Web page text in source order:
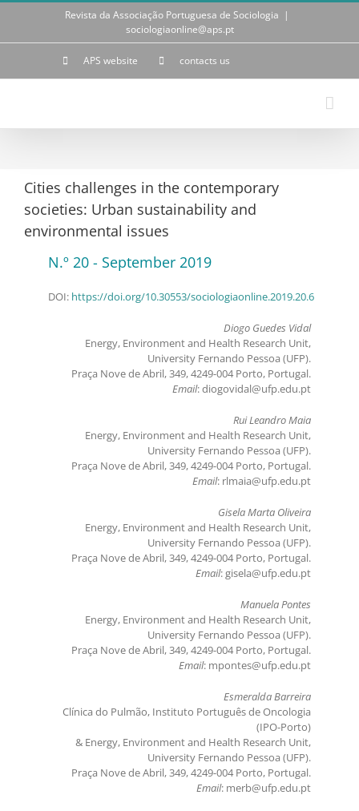
Skip
Revista da Associação Portuguesa de Sociologia |
sociologiaonline@aps.pt
APS website contacts us
Cities challenges in the contemporary
societies: Urban sustainability and
environmental issues
N.º 20 - September 2019
DOI: https://doi.org/10.30553/sociologiaonline.2019.20.6
Diogo Guedes Vidal
Energy, Environment and Health Research Unit,
University Fernando Pessoa (UFP).
Praça Nove de Abril, 349, 4249-004 Porto, Portugal.
Email: diogovidal@ufp.edu.pt
Rui Leandro Maia
Energy, Environment and Health Research Unit,
University Fernando Pessoa (UFP).
Praça Nove de Abril, 349, 4249-004 Porto, Portugal.
Email: rlmaia@ufp.edu.pt
Gisela Marta Oliveira
Energy, Environment and Health Research Unit,
University Fernando Pessoa (UFP).
Praça Nove de Abril, 349, 4249-004 Porto, Portugal.
Email: gisela@ufp.edu.pt
Manuela Pontes
Energy, Environment and Health Research Unit,
University Fernando Pessoa (UFP).
Praça Nove de Abril, 349, 4249-004 Porto, Portugal.
Email: mpontes@ufp.edu.pt
Esmeralda Barreira
Clínica do Pulmão, Instituto Português de Oncologia
(IPO-Porto)
& Energy, Environment and Health Research Unit,
University Fernando Pessoa (UFP).
Praça Nove de Abril, 349, 4249-004 Porto, Portugal.
Email: merb@ufp.edu.pt